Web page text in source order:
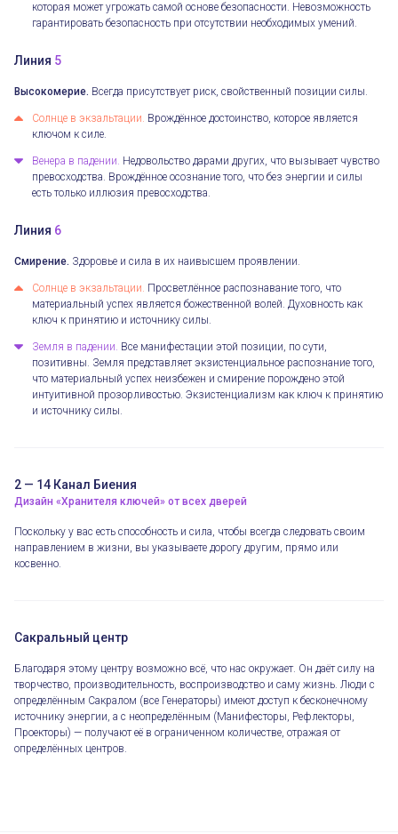
которая может угрожать самой основе безопасности. Невозможность
гарантировать безопасность при отсутствии необходимых умений.
Линия 5
Высокомерие. Всегда присутствует риск, свойственный позиции силы.
Солнце в экзальтации. Врождённое достоинство, которое является
ключом к силе.
Венера в падении. Недовольство дарами других, что вызывает чувство
превосходства. Врождённое осознание того, что без энергии и силы
есть только иллюзия превосходства.
Линия 6
Смирение. Здоровье и сила в их наивысшем проявлении.
Солнце в экзальтации. Просветлённое распознавание того, что
материальный успех является божественной волей. Духовность как
ключ к принятию и источнику силы.
Земля в падении. Все манифестации этой позиции, по сути,
позитивны. Земля представляет экзистенциальное распознание того,
что материальный успех неизбежен и смирение порождено этой
интуитивной прозорливостью. Экзистенциализм как ключ к принятию
и источнику силы.
2 — 14 Канал Биения
Дизайн «Хранителя ключей» от всех дверей
Поскольку у вас есть способность и сила, чтобы всегда следовать своим
направлением в жизни, вы указываете дорогу другим, прямо или
косвенно.
Сакральный центр
Благодаря этому центру возможно всё, что нас окружает. Он даёт силу на
творчество, производительность, воспроизводство и саму жизнь. Люди с
определённым Сакралом (все Генераторы) имеют доступ к бесконечному
источнику энергии, а с неопределённым (Манифесторы, Рефлекторы,
Проекторы) — получают её в ограниченном количестве, отражая от
определённых центров.